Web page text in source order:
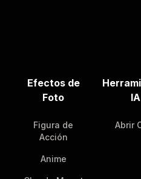
Efectos de
Foto
Figura de
Acción
Anime
IA
Abrir